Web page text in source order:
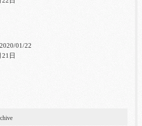
2020/01/22
21日